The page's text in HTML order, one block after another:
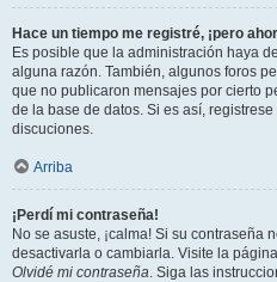
Hace un tiempo me registré, ¡pero
Es posible que la administración haya
alguna razón. También, algunos foros
que no publicaron mensajes por cierto
de la base de datos. Si es así,
discuciones.
Arriba
¡Perdí mi contraseña!
No se asuste, ¡calma! Si su contraseña
desactivarla o cambiarla. Visite la
Olvidé mi contraseña. Siga las